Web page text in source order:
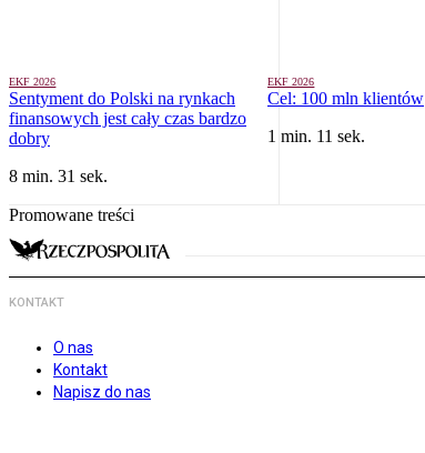
EKF 2026
Sentyment do Polski na rynkach
finansowych jest cały czas bardzo
dobry
8 min. 31 sek.
EKF 2026
Cel: 100 mln klientów
1 min. 11 sek.
Promowane treści
KONTAKT
O nas
Kontakt
Napisz do nas